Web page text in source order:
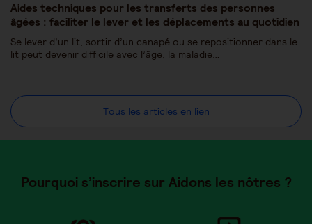
Aides techniques pour les transferts des personnes
âgées : faciliter le lever et les déplacements au quotidien
Se lever d’un lit, sortir d’un canapé ou se repositionner dans le
lit peut devenir difficile avec l’âge, la maladie…
Tous les articles en lien
Pourquoi s’inscrire sur Aidons les nôtres ?